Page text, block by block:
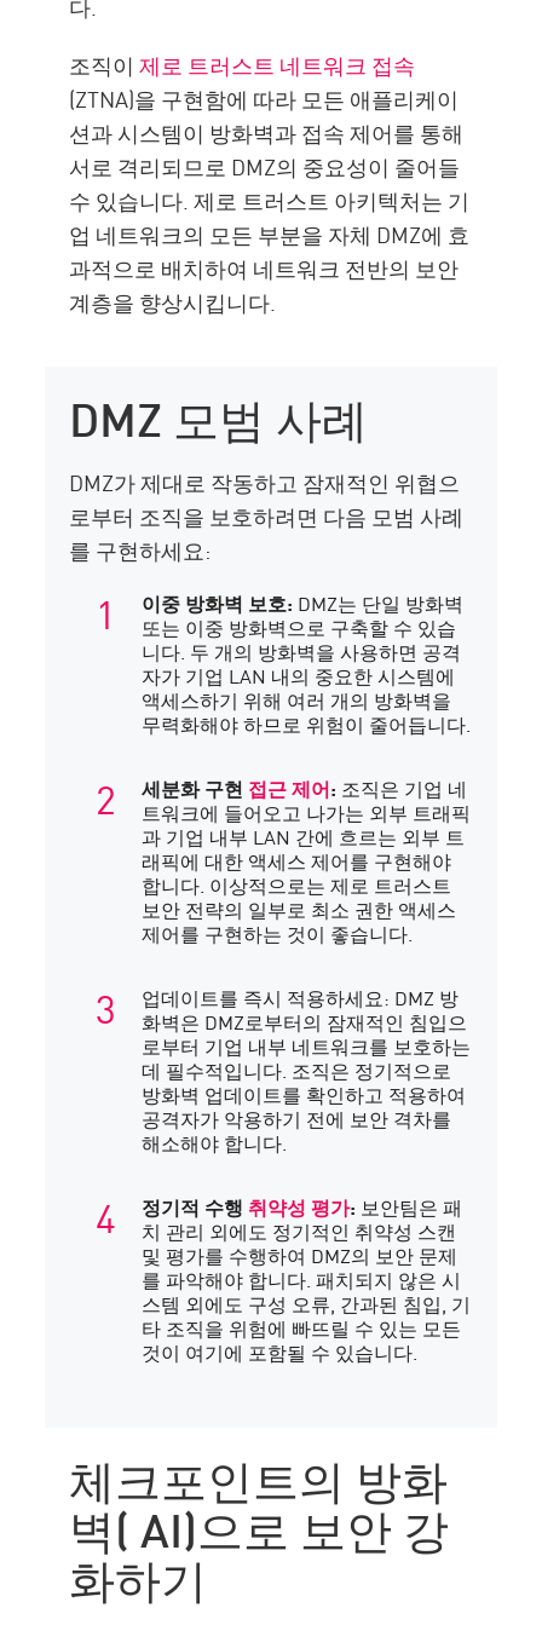
다.
조직이제로 트러스트 네트워크 접속
(ZTNA)을 구현함에 따라 모든 애플리케이
션과 시스템이 방화벽과 접속 제어를 통해
서로 격리되므로 DMZ의 중요성이 줄어들
수 있습니다. 제로 트러스트 아키텍처는 기
업 네트워크의 모든 부분을 자체 DMZ에 효
과적으로 배치하여 네트워크 전반의 보안
계층을 향상시킵니다.
DMZ 모범 사례
DMZ가 제대로 작동하고 잠재적인 위협으
로부터 조직을 보호하려면 다음 모범 사례
를 구현하세요:
이중 방화벽 보호: DMZ는 단일 방화벽
또는 이중 방화벽으로 구축할 수 있습
니다. 두 개의 방화벽을 사용하면 공격
자가 기업 LAN 내의 중요한 시스템에
액세스하기 위해 여러 개의 방화벽을
무력화해야 하므로 위험이 줄어듭니다.
세분화 구현 접근 제어: 조직은 기업 네
트워크에 들어오고 나가는 외부 트래픽
과 기업 내부 LAN 간에 흐르는 외부 트
래픽에 대한 액세스 제어를 구현해야
합니다. 이상적으로는 제로 트러스트
보안 전략의 일부로 최소 권한 액세스
제어를 구현하는 것이 좋습니다.
업데이트를 즉시 적용하세요: DMZ 방
화벽은 DMZ로부터의 잠재적인 침입으
로부터 기업 내부 네트워크를 보호하는
데 필수적입니다. 조직은 정기적으로
방화벽 업데이트를 확인하고 적용하여
공격자가 악용하기 전에 보안 격차를
해소해야 합니다.
정기적 수행 취약성 평가: 보안팀은 패
치 관리 외에도 정기적인 취약성 스캔
및 평가를 수행하여 DMZ의 보안 문제
를 파악해야 합니다. 패치되지 않은 시
스템 외에도 구성 오류, 간과된 침입, 기
타 조직을 위험에 빠뜨릴 수 있는 모든
것이 여기에 포함될 수 있습니다.
체크포인트의 방화
벽( AI)으로 보안 강
화하기